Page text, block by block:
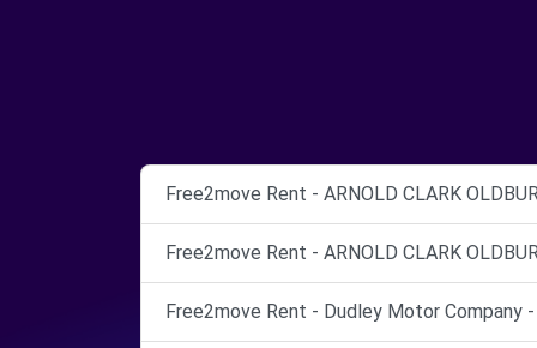
Free2move Rent - ARNOLD CLARK
Free2move Rent - ARNOLD CLARK
Free2move Rent - Dudley Motor Company